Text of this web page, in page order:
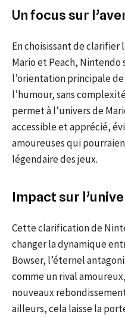
Un focus sur
En choisissant de
Mario et Peach,
l’orientation principale
l’humour, sans
permet à l’univers de
accessible et apprécié,
amoureuses qui
légendaire des jeux.
Impact sur
Cette clarification de
changer la dynamique
Bowser, l’éternel
comme un rival
nouveaux
ailleurs, cela laisse la